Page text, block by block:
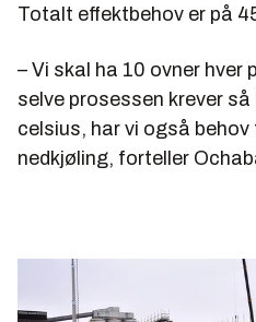
Totalt effektbehov er på
– Vi skal ha 10 ovner hver
selve prosessen krever
celsius, har vi også
nedkjøling, forteller